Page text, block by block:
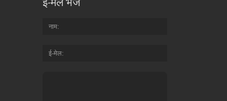
ई-मेल भेजें
नाम
ई-मेल